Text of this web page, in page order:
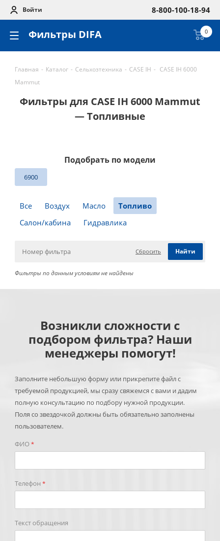
Войти 8-800-100-18-94
Фильтры DIFA 0
Главная - Каталог - Сельхозтехника - CASE IH - CASE IH 6000
Mammut
Фильтры для CASE IH 6000 Mammut
— Топливные
Подобрать по модели
6900
Все Воздух Масло
Топливо
Салон/кабина
Гидравлика
Сбросить
Фильтры по данным условиям не найдены
Возникли сложности с
подбором фильтра? Наши
менеджеры помогут!
Заполните небольшую форму или прикрепите файл с
требуемой продукцией, мы сразу свяжемся с вами и дадим
полную консультацию по подбору нужной продукции.
Поля со звездочкой должны быть обязательно заполнены
пользователем.
ФИО*
Телефон *
Текст обращения